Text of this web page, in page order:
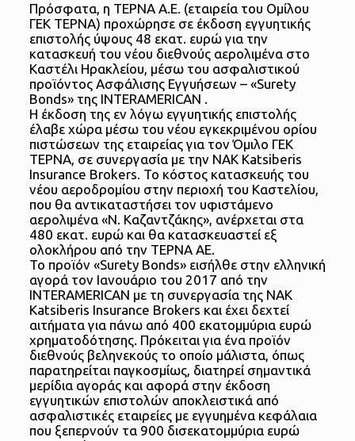
Πρόσφατα, η ΤΕΡΝΑ Α.Ε. (εταιρεία του Ομίλου
ΓΕΚ ΤΕΡΝΑ) προχώρησε σε έκδοση εγγυητικής
επιστολής ύψους 48 εκατ. ευρώ για την
κατασκευή του νέου διεθνούς αερολιμένα στο
Καστέλι Ηρακλείου, μέσω του ασφαλιστικού
προϊόντος Ασφάλισης Εγγυήσεων – «Surety
Bonds» της INTERAMERICAN .
Η έκδοση της εν λόγω εγγυητικής επιστολής
έλαβε χώρα μέσω του νέου εγκεκριμένου ορίου
πιστώσεων της εταιρείας για τον Όμιλο ΓΕΚ
ΤΕΡΝΑ, σε συνεργασία με την ΝΑΚ Katsiberis
Insurance Brokers. Το κόστος κατασκευής του
νέου αεροδρομίου στην περιοχή του Καστελίου,
που θα αντικαταστήσει τον υφιστάμενο
αερολιμένα «Ν. Καζαντζάκης», ανέρχεται στα
480 εκατ. ευρώ και θα κατασκευαστεί εξ
ολοκλήρου από την ΤΕΡΝΑ ΑE.
Το προϊόν «Surety Bonds» εισήλθε στην ελληνική
αγορά τον Ιανουάριο του 2017 από την
INTERAMERICAN με τη συνεργασία της ΝΑΚ
Katsiberis Insurance Brokers και έχει δεχτεί
αιτήματα για πάνω από 400 εκατομμύρια ευρώ
χρηματοδότησης. Πρόκειται για ένα προϊόν
διεθνούς βεληνεκούς το οποίο μάλιστα, όπως
παρατηρείται παγκοσμίως, διατηρεί σημαντικά
μερίδια αγοράς και αφορά στην έκδοση
εγγυητικών επιστολών αποκλειστικά από
ασφαλιστικές εταιρείες με εγγυημένα κεφάλαια
που ξεπερνούν τα 900 δισεκατομμύρια ευρώ